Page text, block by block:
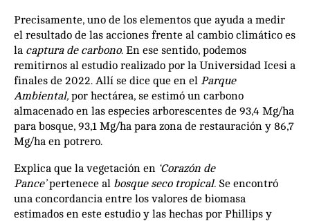
Precisamente, uno de los elementos que ayuda a medir
el resultado de las acciones frente al cambio climático es
la captura de carbono. En ese sentido, podemos
remitirnos al estudio realizado por la Universidad Icesi a
finales de 2022. Allí se dice que en el Parque
Ambiental, por hectárea, se estimó un carbono
almacenado en las especies arborescentes de 93,4 Mg/ha
para bosque, 93,1 Mg/ha para zona de restauración y 86,7
Mg/ha en potrero.
Explica que la vegetación en ‘Corazón de
Pance’pertenece al bosque seco tropical. Se encontró
una concordancia entre los valores de biomasa
estimados en este estudio y las hechas por Phillips y